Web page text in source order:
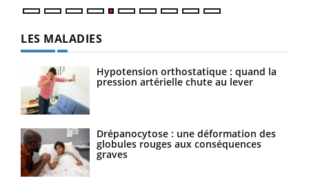
LES MALADIES
Hypotension orthostatique : quand la
pression artérielle chute au lever
Drépanocytose : une déformation des
globules rouges aux conséquences
graves